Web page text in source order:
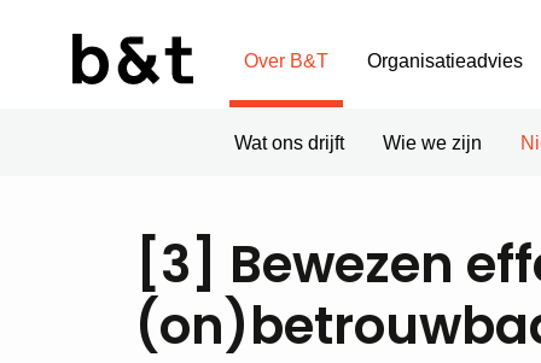
Over B&T
Wat ons drijft Wie we zijn
Organisatieadvies
[3] Bewezen